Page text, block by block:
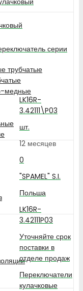
трубчатые
медные
серии
LK16R-
3.42111\P03
шт.
12 месяцев
0
"SPAMEL" S.I.
Польша
LK16R-
3.42111P03
Уточняйте срок
поставки в
отделе продаж
Переключатели
кулачковые